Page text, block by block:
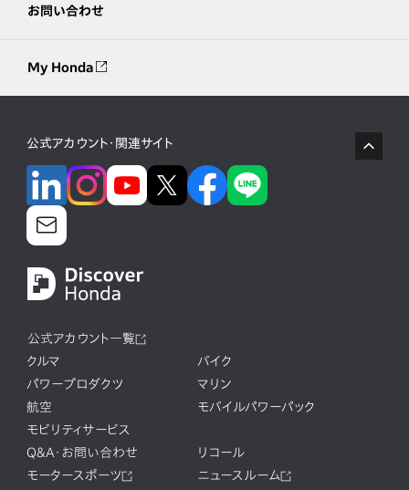
お問い合わせ
My Honda
公式アカウント・関連サイト
公式アカウント一覧
クルマ
バイク
パワープロダクツ
マリン
航空
モバイルパワーパック
モビリティサービス
Q&A・お問い合わせ
リコール
モータースポーツ
ニュースルーム